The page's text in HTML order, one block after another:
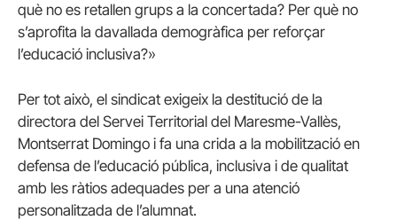
què no es retallen grups a la concertada? Per què no
s’aprofita la davallada demogràfica per reforçar
l’educació inclusiva?»
Per tot això, el sindicat exigeix la destitució de la
directora del Servei Territorial del Maresme-Vallès,
Montserrat Domingo i fa una crida a la mobilització en
defensa de l’educació pública, inclusiva i de qualitat
amb les ràtios adequades per a una atenció
personalitzada de l’alumnat.